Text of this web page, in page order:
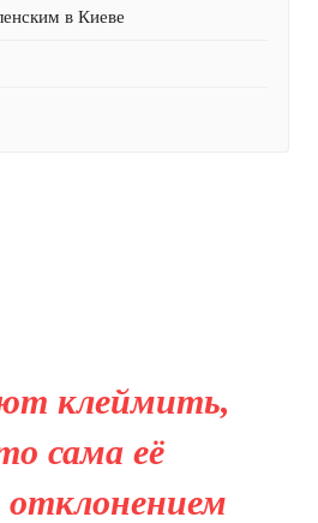
в Киеве
клеймить,
сама её